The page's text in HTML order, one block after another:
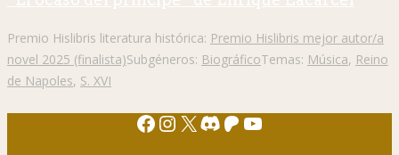
Premio Hislibris literatura histórica: Premio Hislibris mejor autor/a
novel 2025 (finalista)Subgéneros: BiográficoTemas: Música, Reino
de Napoles, S. XVI
Facebook
Instagram
X Discord
Patreon
YouTube